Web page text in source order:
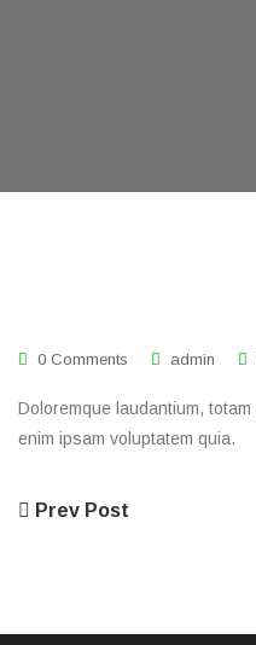
0 Comments admin
Doloremque laudantium,
enim ipsam voluptatem quia.
Prev Post